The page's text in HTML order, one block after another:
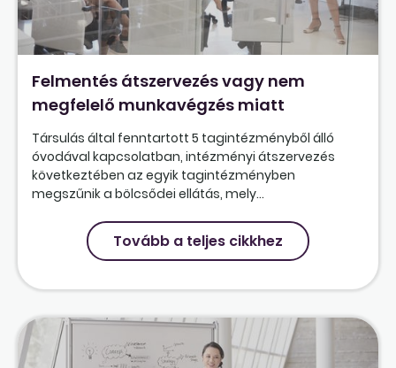
Felmentés átszervezés vagy nem
megfelelő munkavégzés miatt
Társulás által fenntartott 5 tagintézményből álló
óvodával kapcsolatban, intézményi átszervezés
következtében az egyik tagintézményben
megszűnik a bölcsődei ellátás, mely...
Tovább a teljes cikkhez